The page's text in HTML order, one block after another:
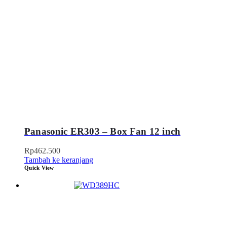
Panasonic ER303 – Box Fan 12 inch
Rp462.500
Tambah ke keranjang
Quick View